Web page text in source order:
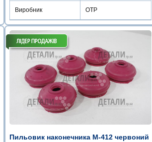
Виробник OTP
Пильовик наконечника М-412 червоний